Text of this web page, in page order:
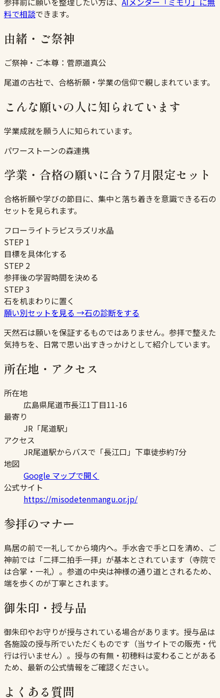
料で相談できます。
由緒・ご祭神
ご祭神・ご本尊： 菅原道真公
尾道の古社で、合格祈願・学業の信仰で親しまれています。
こんな願いの人に知られています
学業成就を願う人に知られています。
パワーストーンの森連携
学業・合格の願いに合う7月限定セット
合格祈願や学びの節目に、集中と落ち着きを意識できる石の
セットを見られます。
フローライトラピスラズリ水晶
STEP 1
目標を具体化する
STEP 2
参拝後の学習時間を決める
STEP3
石を机まわりに置く
願い別セットを見る →石の診断をする
天然石は願いを保証するものではありません。参拝で整えた
気持ちを、日常で思い出すきっかけとして紹介しています。
所在地・アクセス
所在地
広島県尾道市長江1丁目11-16
最寄り
JR「尾道駅」
アクセス
JR尾道駅からバスで「長江口」下車徒歩約7分
地図
Google マップで開く
公式サイト
https://misodetenmangu.or.jp/
参拝のマナー
鳥居の前で一礼してから境内へ。手水舎で手と口を清め、ご
神前では「二拝二拍手一拝」が基本とされています（寺院で
は合掌・一礼）。参道の中央は神様の通り道とされるため、
端を歩くのが丁寧とされます。
御朱印・授与品
御朱印やお守りが授与されている場合があります。授与品は
各施設の授与所でいただくものです（当サイトでの販売・代
行は行いません）。授与の有無・初穂料は変わることがある
ため、最新の公式情報をご確認ください。
よくある質問